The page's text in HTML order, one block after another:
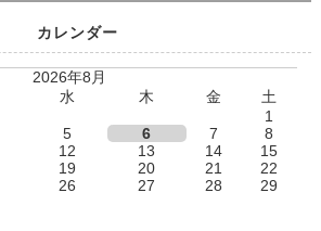
カレンダー
2026年8月
水 木 金
土
1
5 6 7
8
12 13 14
15
19 20 21
22
26 27 28
29